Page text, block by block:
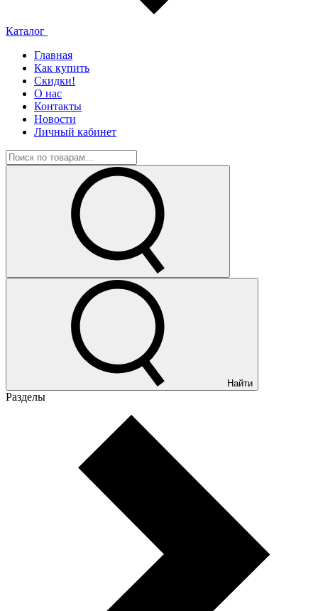
Каталог
Главная
Как купить
Скидки!
О нас
Контакты
Новости
Личный кабинет
Найти
Разделы